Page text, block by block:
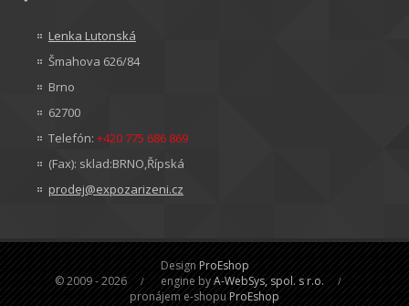
Lenka Lutonská
Šmahova 626/84
Brno
62700
Telefón: +420 775 686 869
(Fax): sklad:BRNO,Řípská
prodej@expozarizeni.cz
DesignProEshop
© 2009 - 2026
engine byA-WebSys, spol. s r.o.
pronájem e-shopuProEshop